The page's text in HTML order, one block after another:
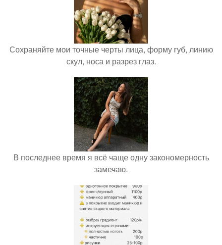
Сохраняйте мои точные черты лица, форму губ, линию
скул, носа и разрез глаз.
В последнее время я всё чаще одну закономерность
замечаю.